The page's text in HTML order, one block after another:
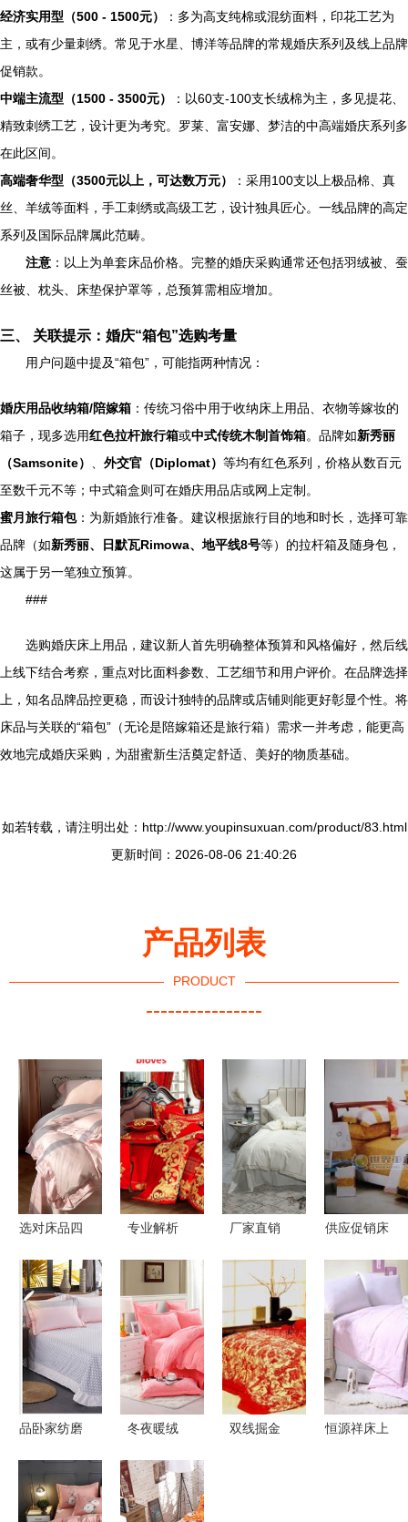
经济实用型（500 - 1500元）
：多为高支纯棉或混纺面料，印花工艺为
主，或有少量刺绣。常见于水星、博洋等品牌的常规婚庆系列及线上品牌
促销款。
中端主流型（1500 - 3500元）
：以60支-100支长绒棉为主，多见提花、
精致刺绣工艺，设计更为考究。罗莱、富安娜、梦洁的中高端婚庆系列多
在此区间。
高端奢华型（3500元以上，可达数万元）
：采用100支以上极品棉、真
丝、羊绒等面料，手工刺绣或高级工艺，设计独具匠心。一线品牌的高定
系列及国际品牌属此范畴。
注意 ：以上为单套床品价格。完整的婚庆采购通常还包括羽绒被、蚕
丝被、枕头、床垫保护罩等，总预算需相应增加。
三、 关联提示：婚庆“箱包”选购考量
用户问题中提及“箱包”，可能指两种情况：
婚庆用品收纳箱/陪嫁箱 ：传统习俗中用于收纳床上用品、衣物等嫁妆的
箱子，现多选用红色拉杆旅行箱或中式传统木制首饰箱。品牌如新秀丽
（Samsonite）
外交官（Diplomat） 等均有红色系列，价格从数百元
至数千元不等；中式箱盒则可在婚庆用品店或网上定制。
蜜月旅行箱包：为新婚旅行准备。建议根据旅行目的地和时长，选择可靠
品牌（如新秀丽、日默瓦Rimowa、地平线8号等）的拉杆箱及随身包，
这属于另一笔独立预算。
###
选购婚庆床上用品，建议新人首先明确整体预算和风格偏好，然后线
上线下结合考察，重点对比面料参数、工艺细节和用户评价。在品牌选择
上，知名品牌品控更稳，而设计独特的品牌或店铺则能更好彰显个性。将
床品与关联的“箱包”（无论是陪嫁箱还是旅行箱）需求一并考虑，能更高
效地完成婚庆采购，为甜蜜新生活奠定舒适、美好的物质基础。
如若转载，请注明出处：http://www.youpinsuxuan.com/product/83.html
更新时间：2026-08-06 21:40:26
产品列表
PRODUCT
----------------
选对床品四
睡眠质量不
是梦
专业解析
式婚庆床品
十件套——
尊贵贡缎提
花与家居品
质之选
厂家直销
棉四件套，
亲肤刺绣质
感助您打造
高端寝居生
活体验
供应促销床
价格与箱包
创意结合
世界工厂网
产品信息解
析
品卧家纺磨
单 1.5米床
也能用的宽
冬夜暖绒
晶绒四套件
的温馨回忆
双线掘金
恒源祥床上